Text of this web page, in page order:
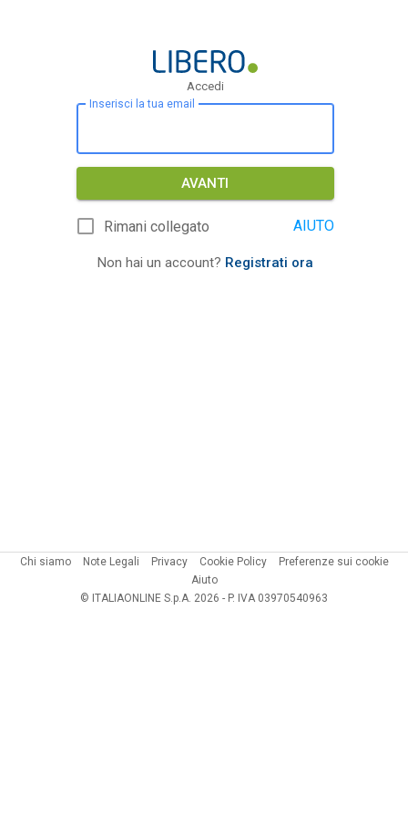
Accedi
Inserisci la tua email
AVANTI
Rimani collegato AIUTO
Non hai un account? Registrati ora
Chi siamo Note Legali Privacy Cookie Policy
Preferenze sui cookie
Aiuto
© ITALIAONLINE S.p.A. 2026 - P. IVA 03970540963